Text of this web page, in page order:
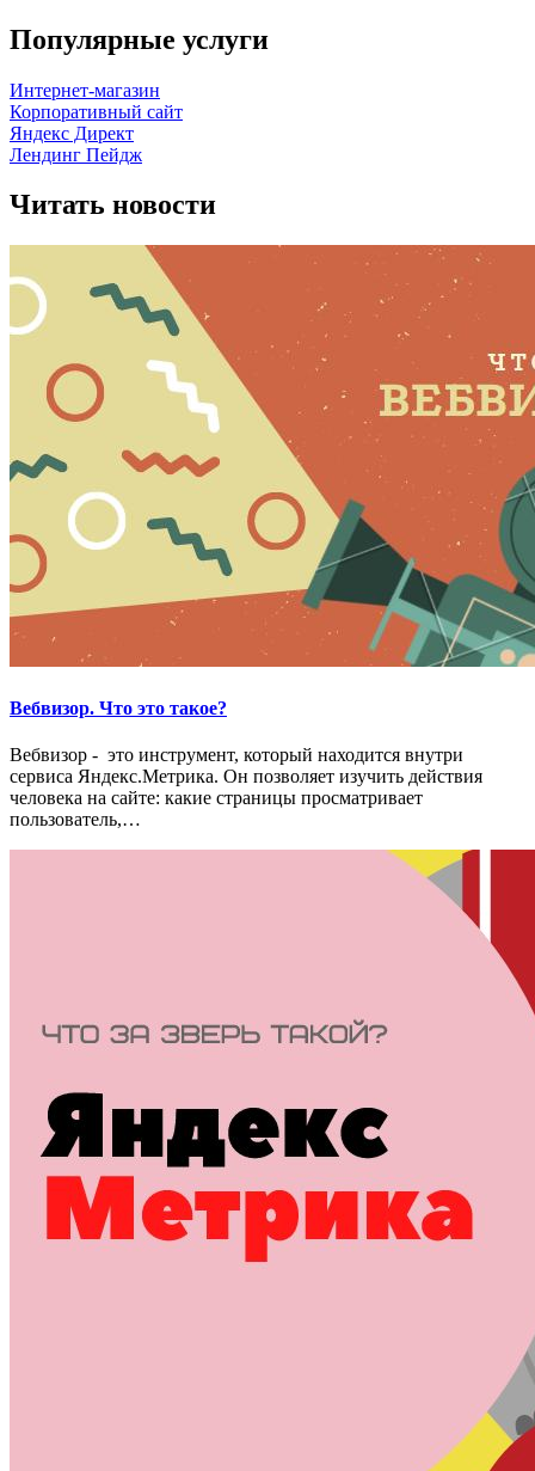
Популярные услуги
Интернет-магазин
Корпоративный сайт
Яндекс Директ
Лендинг Пейдж
Читать новости
Вебвизор. Что это такое?
Вебвизор - это инструмент, который находится внутри
сервиса Яндекс.Метрика. Он позволяет изучить действия
человека на сайте: какие страницы просматривает
пользователь,…